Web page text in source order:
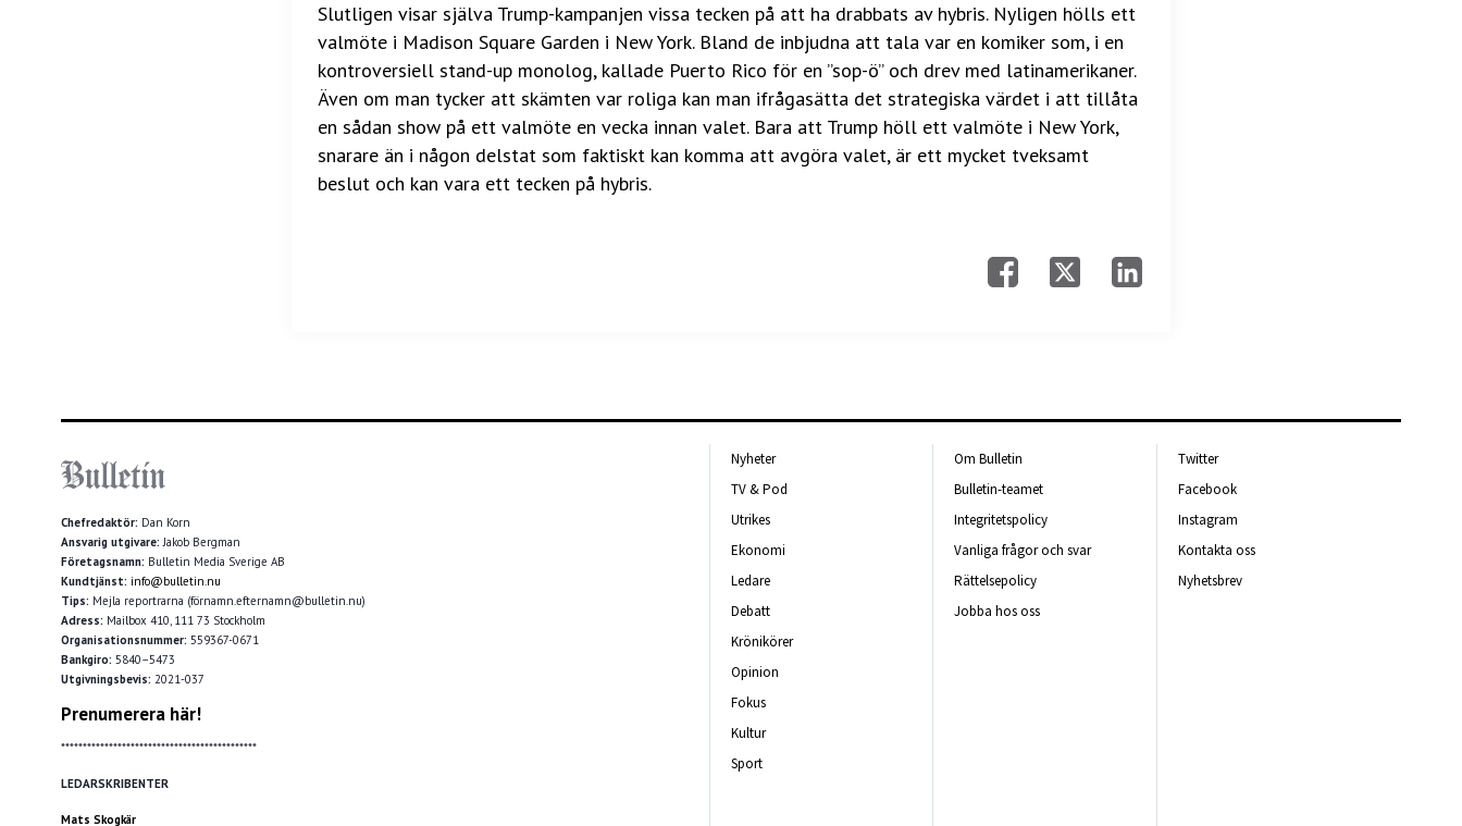
Slutligen visar själva Trump-kampanjen vissa tecken på att ha drabbats av hybris. Nyligen hölls ett
valmöte i Madison Square Garden i New York. Bland de inbjudna att tala var en komiker som, i en
kontroversiell stand-up monolog, kallade Puerto Rico för en ”sop-ö” och drev med latinamerikaner.
Även om man tycker att skämten var roliga kan man ifrågasätta det strategiska värdet i att tillåta
en sådan show på ett valmöte en vecka innan valet. Bara att Trump höll ett valmöte i New York,
snarare än i någon delstat som faktiskt kan komma att avgöra valet, är ett mycket tveksamt
beslut och kan vara ett tecken på hybris.
Chefredaktör: Dan Korn
Ansvarig utgivare:Jakob Bergman
Företagsnamn: Bulletin Media Sverige AB
Kundtjänst: info@bulletin.nu
Tips: Mejla reportrarna (förnamn.efternamn@bulletin.nu)
Adress: Mailbox 410, 111 73 Stockholm
Organisationsnummer: 559367-0671
Bankgiro: 5840–5473
Utgivningsbevis: 2021-037
Prenumerera här!
*********************************************
LEDARSKRIBENTER
Mats Skogkär
Nyheter
TV & Pod
Utrikes
Ekonomi
Ledare
Debatt
Krönikörer
Opinion
Fokus
Kultur
Sport
Om Bulletin
Bulletin-teamet
Integritetspolicy
Vanliga frågor och svar
Rättelsepolicy
Jobba hos oss
Twitter
Facebook
Instagram
Kontakta oss
Nyhetsbrev